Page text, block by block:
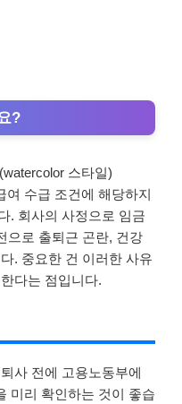
?
여 수급 조건에 해당하지
. 회사의 사정으로 임금
으로 출퇴근 곤란, 건강
. 중요한 건 이러한 사유
다는 점입니다.
사 전에 고용노동부에
미리 확인하는 것이 좋습